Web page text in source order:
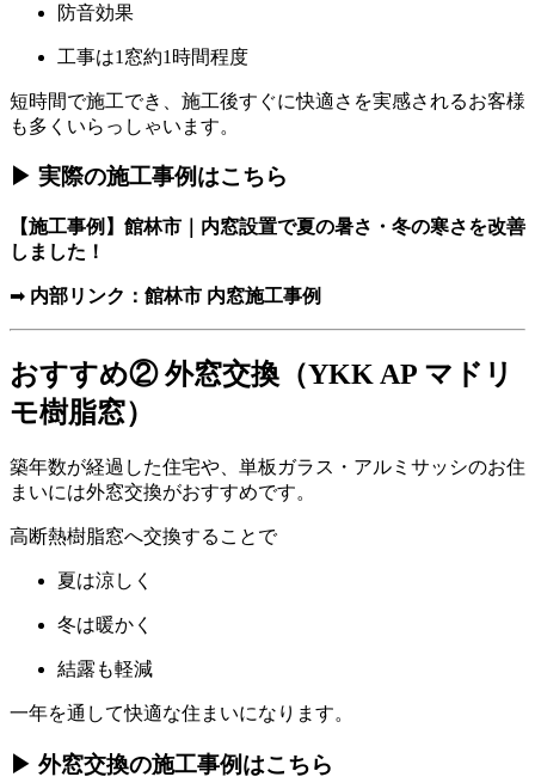
防音効果
工事は1窓約1時間程度
短時間で施工でき、施工後すぐに快適さを実感されるお客様
も多くいらっしゃいます。
▶ 実際の施工事例はこちら
【施工事例】館林市｜内窓設置で夏の暑さ・冬の寒さを改善
しました！
➡ 内部リンク：館林市 内窓施工事例
おすすめ② 外窓交換（YKK AP マドリ
モ樹脂窓）
築年数が経過した住宅や、単板ガラス・アルミサッシのお住
まいには外窓交換がおすすめです。
高断熱樹脂窓へ交換することで
夏は涼しく
冬は暖かく
結露も軽減
一年を通して快適な住まいになります。
▶ 外窓交換の施工事例はこちら